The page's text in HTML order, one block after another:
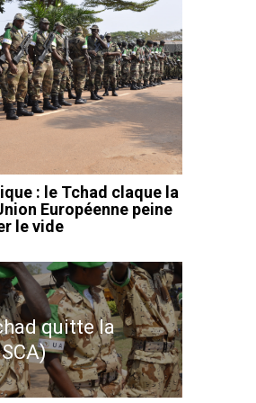
: le Tchad claque la
Européenne peine
le vide
quitte la